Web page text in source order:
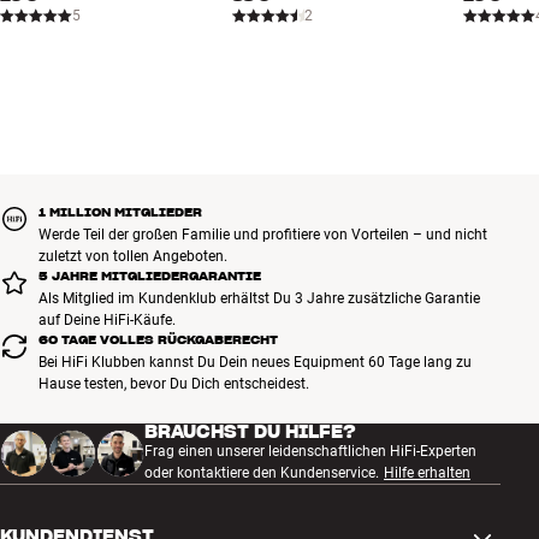
5 2
1 MILLION MITGLIEDER
Werde Teil der großen Familie und profitiere von Vorteilen – und nicht
zuletzt von tollen Angeboten.
5 JAHRE MITGLIEDERGARANTIE
Als Mitglied im Kundenklub erhältst Du 3 Jahre zusätzliche Garantie
auf Deine HiFi-Käufe.
60 TAGE VOLLES RÜCKGABERECHT
Bei HiFi Klubben kannst Du Dein neues Equipment 60 Tage lang zu
Hause testen, bevor Du Dich entscheidest.
BRAUCHST DU HILFE?
Frag einen unserer leidenschaftlichen HiFi-Experten
oder kontaktiere den Kundenservice. Hilfe erhalten